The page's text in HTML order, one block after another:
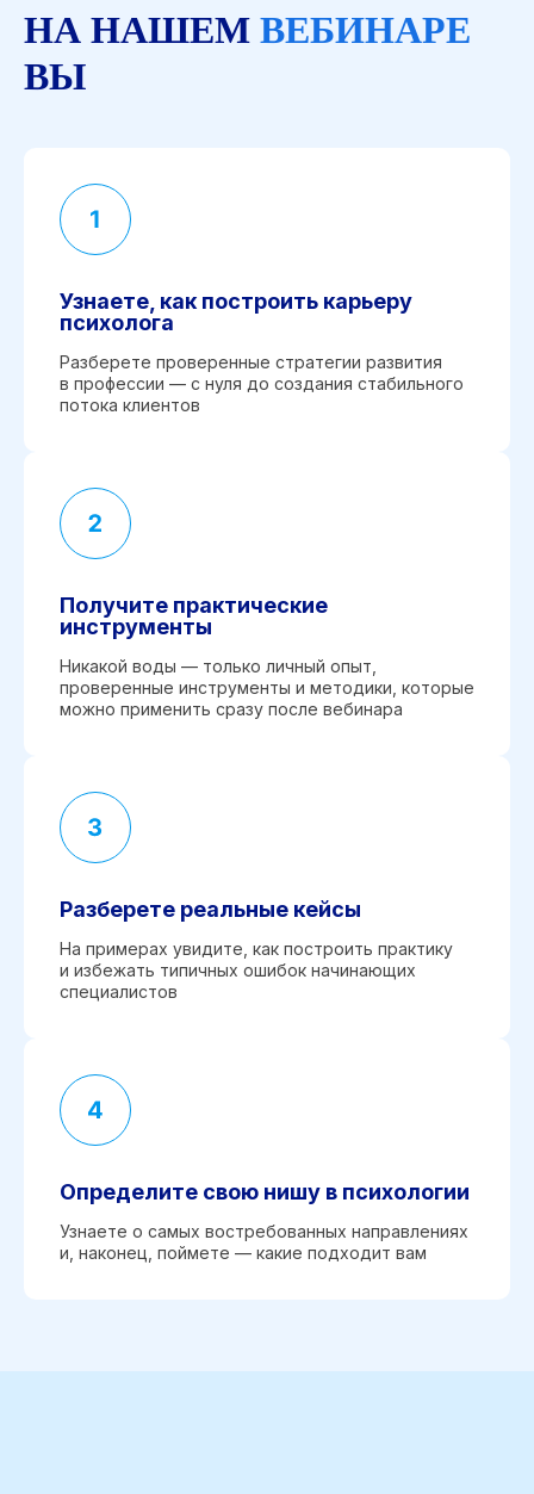
НА НАШЕМ ВЕБИНАРЕ
ВЫ
Узнаете, как построить карьеру
психолога
Разберете проверенные стратегии развития
в профессии — с нуля до создания стабильного
потока клиентов
Получите практические
инструменты
Никакой воды — только личный опыт,
проверенные инструменты и методики, которые
можно применить сразу после вебинара
Разберете реальные кейсы
На примерах увидите, как построить практику
и избежать типичных ошибок начинающих
специалистов
Определите свою нишу в психологии
Узнаете о самых востребованных направлениях
и, наконец, поймете — какие подходит вам